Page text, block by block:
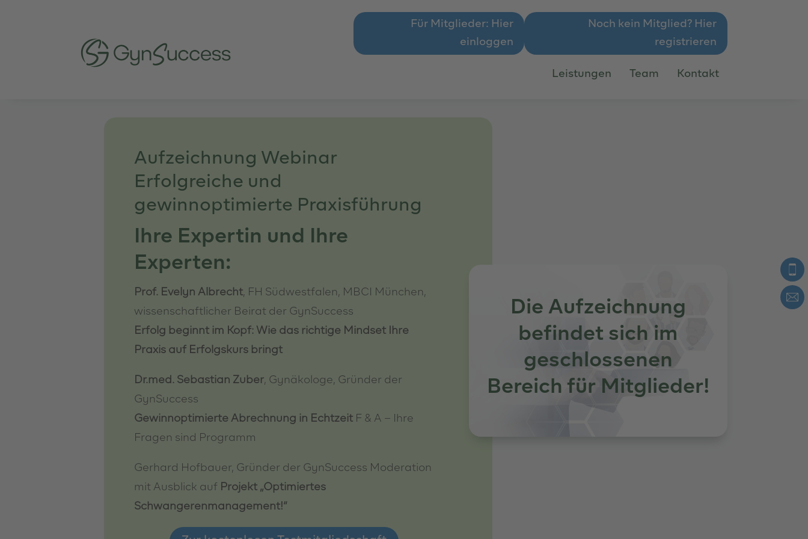
Für Mitglieder: Hier
einloggen
Noch kein Mitglied? Hier
registrieren
Leistungen Team Kontakt
Aufzeichnung Webinar
Erfolgreiche und
gewinnoptimierte Praxisführung
Ihre Expertin und Ihre
Experten:
Prof. Evelyn Albrecht, FH Südwestfalen, MBCI München,
wissenschaftlicher Beirat der GynSuccess
Erfolg beginnt im Kopf: Wie das richtige Mindset Ihre
Praxis auf Erfolgskurs bringt
Dr.med. Sebastian Zuber, Gynäkologe, Gründer der
GynSuccess
Gewinnoptimierte Abrechnung in Echtzeit F & A – Ihre
Fragen sind Programm
Gerhard Hofbauer, Gründer der GynSuccess Moderation
mit Ausblick auf Projekt „Optimiertes
Schwangerenmanagement!“
Die Aufzeichnung
befindet sich im
geschlossenen
Bereich für Mitglieder!